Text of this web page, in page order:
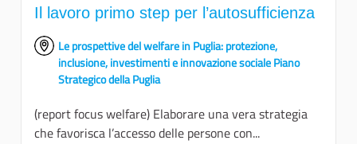
Il lavoro primo step per l’autosufficienza
Le prospettive del welfare in Puglia: protezione,
inclusione, investimenti e innovazione sociale Piano
Strategico della Puglia
(report focus welfare) Elaborare una vera strategia
che favorisca l’accesso delle persone con...